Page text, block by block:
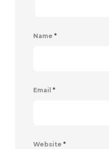
Name *
Email *
Website *